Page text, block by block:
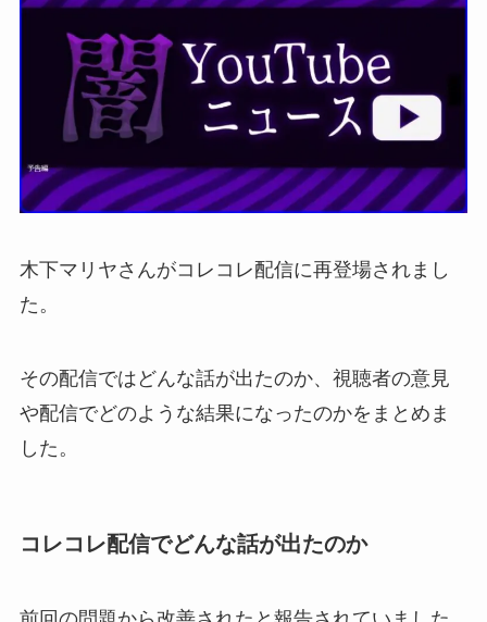
木下マリヤさんがコレコレ配信に再登場されまし
た。
その配信ではどんな話が出たのか、視聴者の意見
や配信でどのような結果になったのかをまとめま
した。
コレコレ配信でどんな話が出たのか